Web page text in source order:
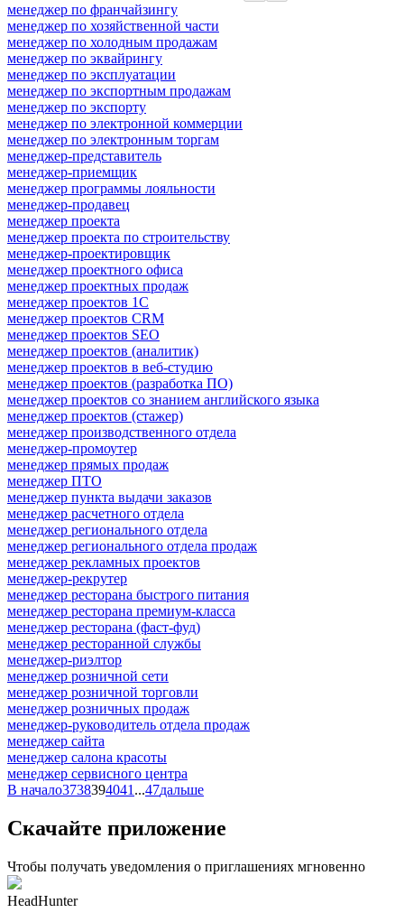
менеджер по франчайзингу
менеджер по хозяйственной части
менеджер по холодным продажам
менеджер по эквайрингу
менеджер по эксплуатации
менеджер по экспортным продажам
менеджер по экспорту
менеджер по электронной коммерции
менеджер по электронным торгам
менеджер-представитель
менеджер-приемщик
менеджер программы лояльности
менеджер-продавец
менеджер проекта
менеджер проекта по строительству
менеджер-проектировщик
менеджер проектного офиса
менеджер проектных продаж
менеджер проектов 1С
менеджер проектов CRM
менеджер проектов SEO
менеджер проектов (аналитик)
менеджер проектов в веб-студию
менеджер проектов (разработка ПО)
менеджер проектов со знанием английского языка
менеджер проектов (стажер)
менеджер производственного отдела
менеджер-промоутер
менеджер прямых продаж
менеджер ПТО
менеджер пункта выдачи заказов
менеджер расчетного отдела
менеджер регионального отдела
менеджер регионального отдела продаж
менеджер рекламных проектов
менеджер-рекрутер
менеджер ресторана быстрого питания
менеджер ресторана премиум-класса
менеджер ресторана (фаст-фуд)
менеджер ресторанной службы
менеджер-риэлтор
менеджер розничной сети
менеджер розничной торговли
менеджер розничных продаж
менеджер-руководитель отдела продаж
менеджер сайта
менеджер салона красоты
менеджер сервисного центра
В начало3738394041 ...47дальше
Скачайте приложение
Чтобы получать уведомления о приглашениях мгновенно
HeadHunter